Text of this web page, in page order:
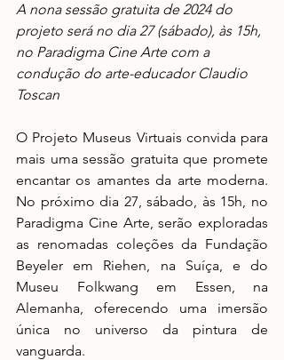
A nona sessão gratuita de 2024 do
projeto será no dia 27 (sábado), às 15h,
no Paradigma Cine Arte com a
condução do arte-educador Claudio
Toscan
O Projeto Museus Virtuais convida para
mais uma sessão gratuita que promete
encantar os amantes da arte moderna.
No próximo dia 27, sábado, às 15h, no
Paradigma Cine Arte, serão exploradas
as renomadas coleções da Fundação
Beyeler em Riehen, na Suíça, e do
Museu Folkwang em Essen, na
Alemanha, oferecendo uma imersão
única no universo da pintura de
vanguarda.